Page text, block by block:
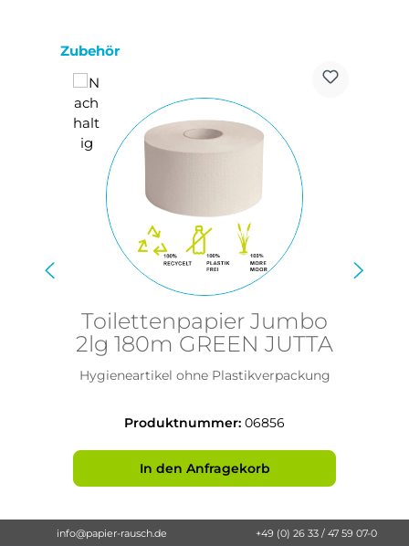
Produktgalerie überspringen
Zubehör
Toilettenpapier Jumbo
2lg 180m GREEN JUTTA
Hygieneartikel ohne Plastikverpackung
Produktnummer: 06856
In den Anfragekorb
info@papier-rausch.de +49 (0) 26 33 / 47 59 07-0